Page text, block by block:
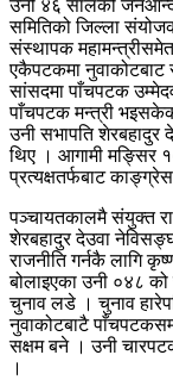
उनी ४६ सालको
समितिको जिल्ला
संस्थापक
एकैपटकमा नुवाकोटबाट
सांसदमा पाँचपटक
पाँचपटक मन्त्री
उनी सभापति शेरबहादुर
थिए । आगामी मङ्सिर
प्रत्यक्षतर्फबाट
पञ्चायतकालमै संयुक्त
शेरबहादुर देउवा
राजनीति गर्नकै लागि
बोलाइएका उनी ०४८
चुनाव लडे । चुनाव
नुवाकोटबाटै
सक्षम बने । उनी
।